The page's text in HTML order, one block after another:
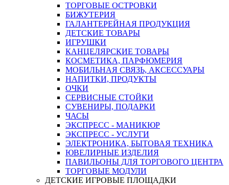
ТОРГОВЫЕ ОСТРОВКИ
БИЖУТЕРИЯ
ГАЛАНТЕРЕЙНАЯ ПРОДУКЦИЯ
ДЕТСКИЕ ТОВАРЫ
ИГРУШКИ
КАНЦЕЛЯРСКИЕ ТОВАРЫ
КОСМЕТИКА, ПАРФЮМЕРИЯ
МОБИЛЬНАЯ СВЯЗЬ, АКСЕССУАРЫ
НАПИТКИ, ПРОДУКТЫ
ОЧКИ
СЕРВИСНЫЕ СТОЙКИ
СУВЕНИРЫ, ПОДАРКИ
ЧАСЫ
ЭКСПРЕСС - МАНИКЮР
ЭКСПРЕСС - УСЛУГИ
ЭЛЕКТРОНИКА, БЫТОВАЯ ТЕХНИКА
ЮВЕЛИРНЫЕ ИЗДЕЛИЯ
ПАВИЛЬОНЫ ДЛЯ ТОРГОВОГО ЦЕНТРА
ТОРГОВЫЕ МОДУЛИ
ДЕТСКИЕ ИГРОВЫЕ ПЛОЩАДКИ